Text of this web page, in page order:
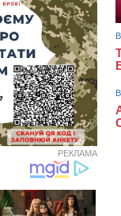
спека
у роботі
перший
нового врожаю
масштабна
очікують
шквали до 22
вертольота
РЕКЛАМА